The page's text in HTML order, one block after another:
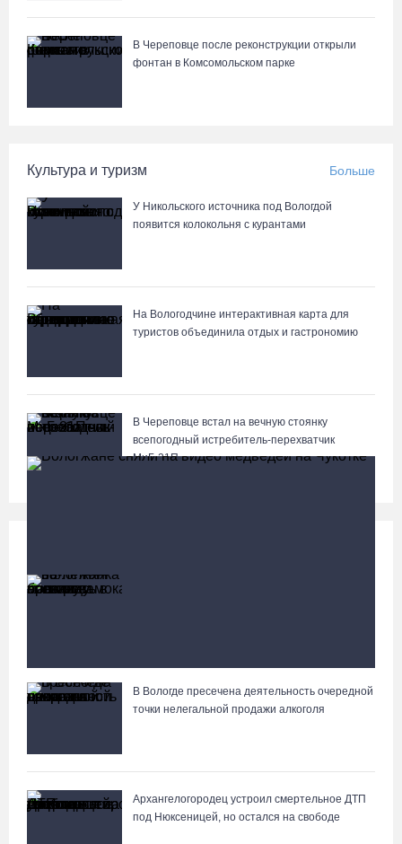
Вологжане сняли на видео медведей на Чукотке
В Череповце после реконструкции открыли
фонтан в Комсомольском парке
Культура и туризм Больше
У Никольского источника под Вологдой
появится колокольня с курантами
На Вологодчине интерактивная карта для
туристов объединила отдых и гастрономию
В Череповце встал на вечную стоянку
всепогодный истребитель-перехватчик
МиГ‑21П
В Вологде пресечена деятельность очередной
точки нелегальной продажи алкоголя
Архангелогородец устроил смертельное ДТП
под Нюксеницей, но остался на свободе